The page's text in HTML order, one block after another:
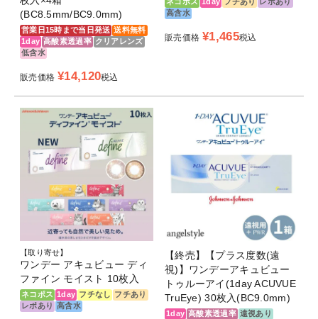
(BC8.5mm/BC9.0mm)
営業日15時まで当日発送 送料無料
1day 高酸素透過率 クリアレンズ
低含水
販売価格 ¥14,120税込
ネコポス 1day フチあり
レポあり
高含水
販売価格 ¥1,465税込
【取り寄せ】
ワンデー アキュビュー ディ
ファイン モイスト 10枚入
ネコポス 1day フチなし フチあり
レポあり 高含水
【終売】【プラス度数(遠
視)】ワンデーアキュビュー
トゥルーアイ(1day ACUVUE
TruEye) 30枚入(BC9.0mm)
1day 高酸素透過率 遠視あり